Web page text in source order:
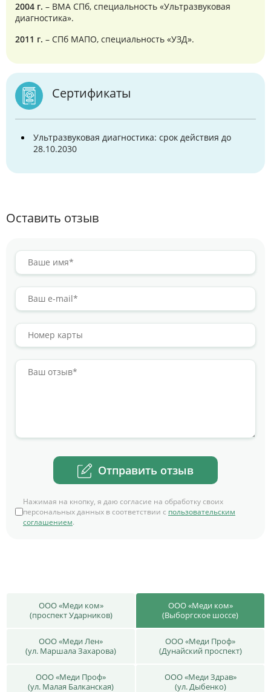
2004 г. – ВМА СПб, специальность «Ультразвуковая
диагностика».
2011 г. – СПб МАПО, специальность «УЗД».
Сертификаты
Ультразвуковая диагностика: срок действия до
28.10.2030
Оставить отзыв
Отправить отзыв
Нажимая на кнопку, я даю согласие на обработку своих
персональных данных в соответствии с пользовательским
соглашением.
ООО «Меди ком»
(проспект Ударников)
ООО «Меди ком»
(Выборгское шоссе)
ООО «Меди Лен»
(ул. Маршала Захарова)
ООО «Меди Проф»
(Дунайский проспект)
ООО «Меди Проф»
(ул. Малая Балканская)
ООО «Меди Здрав»
(ул. Дыбенко)